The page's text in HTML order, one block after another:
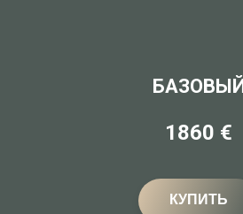
БАЗОВЫЙ
1860 €
КУПИТЬ